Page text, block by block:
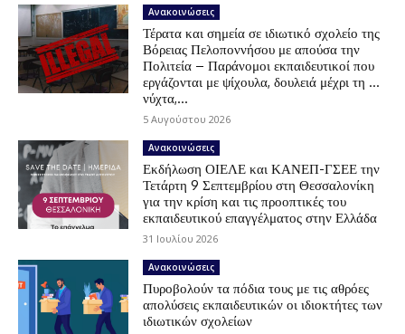
Ανακοινώσεις
Τέρατα και σημεία σε ιδιωτικό σχολείο της
Βόρειας Πελοποννήσου με απούσα την
Πολιτεία – Παράνομοι εκπαιδευτικοί που
εργάζονται με ψίχουλα, δουλειά μέχρι τη …
νύχτα,...
5 Αυγούστου 2026
Ανακοινώσεις
Εκδήλωση ΟΙΕΛΕ και ΚΑΝΕΠ-ΓΣΕΕ την
Τετάρτη 9 Σεπτεμβρίου στη Θεσσαλονίκη
για την κρίση και τις προοπτικές του
εκπαιδευτικού επαγγέλματος στην Ελλάδα
31 Ιουλίου 2026
Ανακοινώσεις
Πυροβολούν τα πόδια τους με τις αθρόες
απολύσεις εκπαιδευτικών οι ιδιοκτήτες των
ιδιωτικών σχολείων